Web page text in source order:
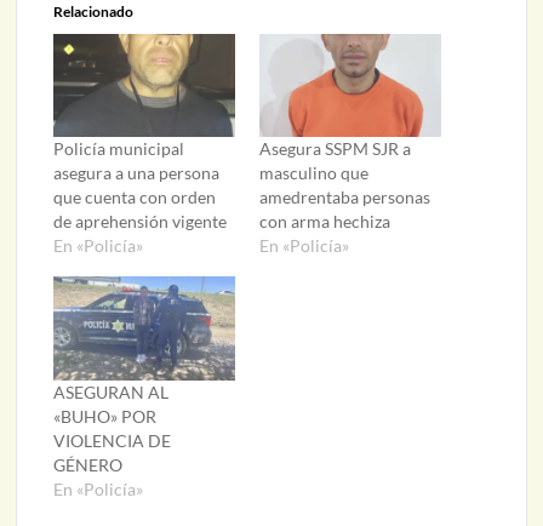
Relacionado
Policía municipal
asegura a una persona
que cuenta con orden
de aprehensión vigente
En «Policía»
Asegura SSPM SJR a
masculino que
amedrentaba personas
con arma hechiza
En «Policía»
ASEGURAN AL
«BUHO» POR
VIOLENCIA DE
GÉNERO
En «Policía»